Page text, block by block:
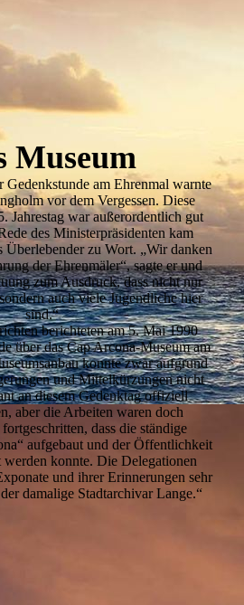
Museum
am Ehrenmal warnte
vor dem Vergessen. Diese
Jahrestag war außerordentlich gut
des Ministerpräsidenten kam
zu Wort. „Wir danken
der Ehrenmäler“, sagte er und
zum Ausdruck, dass nicht nur
auch viele Jugendliche hier
sind.“
berichteten am 5. Mai 1990
über das Cap Arcona-Museum am
konnte zwar aufgrund
und Mittelkürzungen nicht
an diesem Gedenktag offiziell
aber die Arbeiten waren doch
dass die ständige
aufgebaut und der Öffentlichkeit
werden konnte. Die Delegationen
und ihrer Erinnerungen sehr
damalige Stadtarchivar Lange.“